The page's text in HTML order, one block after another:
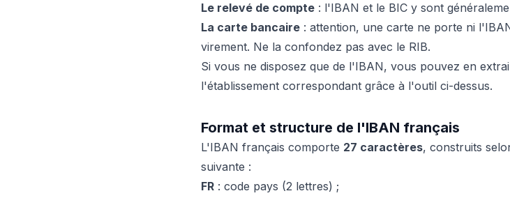
Le relevé de compte : l'IBAN et le BIC y sont
La carte bancaire : attention, une carte ne porte ni
virement. Ne la confondez pas avec le RIB.
Si vous ne disposez que de l'IBAN, vous pouvez en
l'établissement correspondant grâce à l'outil ci-dessus.
Format et structure de l'IBAN français
L'IBAN français comporte 27 caractères, construits
suivante :
FR : code pays (2 lettres) ;